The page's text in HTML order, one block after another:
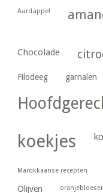
Aardappel
Chocolade
Filodeeg garnalen
koekjes
Marokkaanse recepten
Olijven